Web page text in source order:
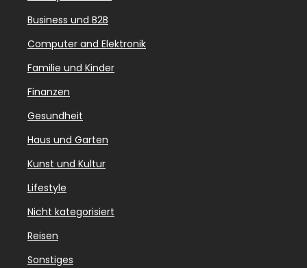
Business und B2B
Computer and Elektronik
Familie und Kinder
Finanzen
Gesundheit
Haus und Garten
Kunst und Kultur
Lifestyle
Nicht kategorisiert
Reisen
Sonstiges